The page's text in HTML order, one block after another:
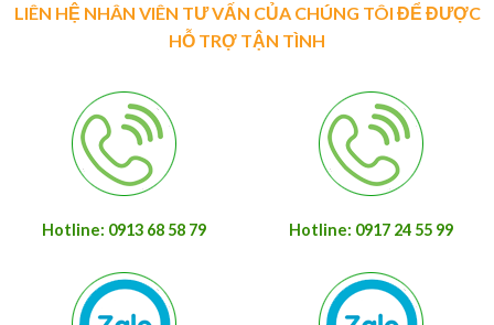
LIÊN HỆ NHÂN VIÊN TƯ VẤN CỦA CHÚNG TÔI ĐỂ ĐƯỢC
HỖ TRỢ TẬN TÌNH
Hotline: 0913 68 58 79 Hotline: 0917 24 55 99